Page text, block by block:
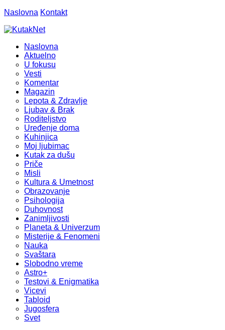
Naslovna Kontakt
Naslovna
Aktuelno
U fokusu
Vesti
Komentar
Magazin
Lepota & Zdravlje
Ljubav & Brak
Roditeljstvo
Uređenje doma
Kuhinjica
Moj ljubimac
Kutak za dušu
Priče
Misli
Kultura & Umetnost
Obrazovanje
Psihologija
Duhovnost
Zanimljivosti
Planeta & Univerzum
Misterije & Fenomeni
Nauka
Svaštara
Slobodno vreme
Astro+
Testovi & Enigmatika
Vicevi
Tabloid
Jugosfera
Svet